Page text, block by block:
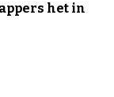
het in